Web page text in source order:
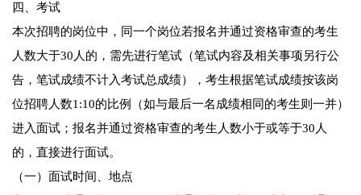
四、考试
本次招聘的岗位中，同一个岗位若报名并通过资格审查的考生
人数大于30人的，需先进行笔试（笔试内容及相关事项另行公
告，笔试成绩不计入考试总成绩），考生根据笔试成绩按该岗
位招聘人数1:10的比例（如与最后一名成绩相同的考生则一并）
进入面试；报名并通过资格审查的考生人数小于或等于30人
的，直接进行面试。
（一）面试时间、地点